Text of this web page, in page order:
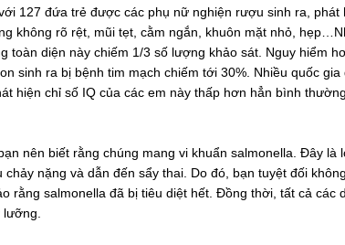
127 đứa trẻ được các phụ nữ nghiện rượu sinh ra,
không rõ rệt, mũi tẹt, cằm ngắn, khuôn mặt nhỏ,
toàn diện này chiếm 1/3 số lượng khảo sát. Nguy hiểm
sinh ra bị bệnh tim mạch chiếm tới 30%. Nhiều quốc
hiện chỉ số IQ của các em này thấp hơn hẳn bình
nên biết rằng chúng mang vi khuẩn salmonella. Đây là
nặng và dẫn đến sẩy thai. Do đó, bạn tuyệt đối
rằng salmonella đã bị tiêu diệt hết. Đồng thời, tất cả các